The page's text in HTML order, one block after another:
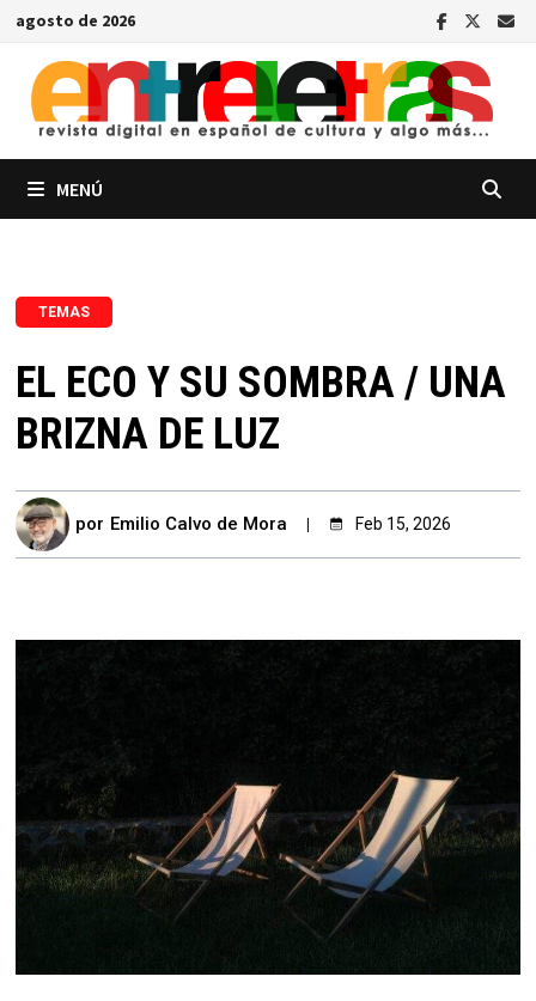
Saltar
contenido
agosto de 2026
MENÚ
TEMAS
EL ECO Y SU SOMBRA / UNA
BRIZNA DE LUZ
por Emilio Calvo de Mora Feb 15, 2026